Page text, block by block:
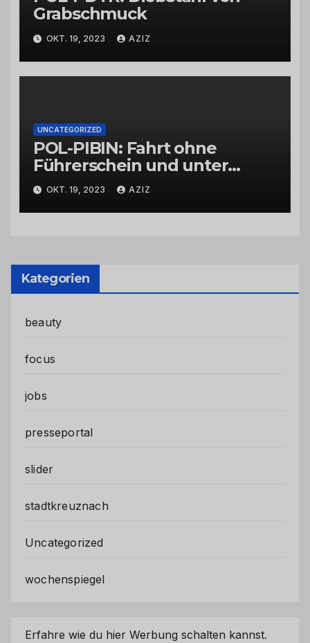
Grabschmuck
OKT. 19, 2023 AZIZ
UNCATEGORIZED
POL-PIBIN: Fahrt ohne
Führerschein und unter
Einfluss von Drogen
OKT. 19, 2023 AZIZ
Kategorien
beauty
focus
jobs
presseportal
slider
stadtkreuznach
Uncategorized
wochenspiegel
Erfahre wie du hier Werbung schalten kannst.